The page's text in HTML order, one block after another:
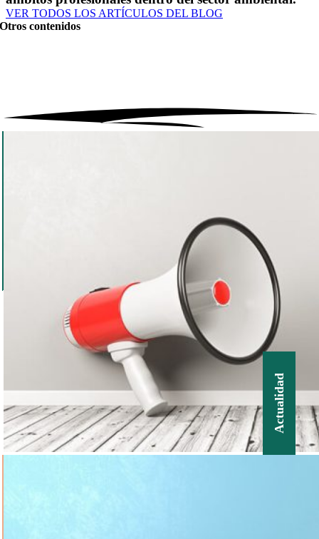
VER TODOS LOS ARTÍCULOS DEL BLOG
Otros contenidos
Actualidad